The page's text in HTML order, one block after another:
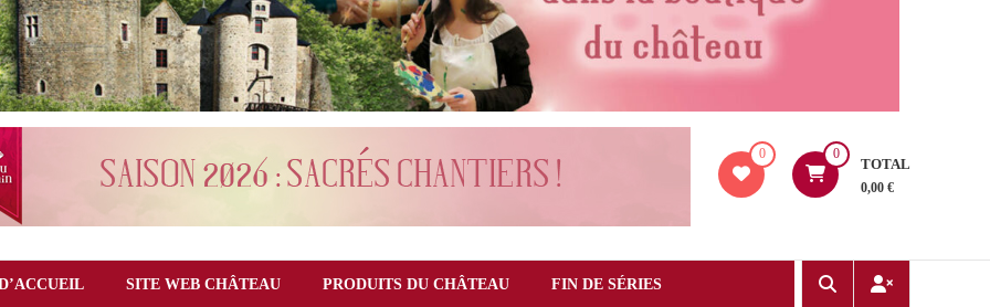
0 0
TOTAL
0,00 €
SITE WEB CHÂTEAU PRODUITS DU CHÂTEAU FIN DE SÉRIES